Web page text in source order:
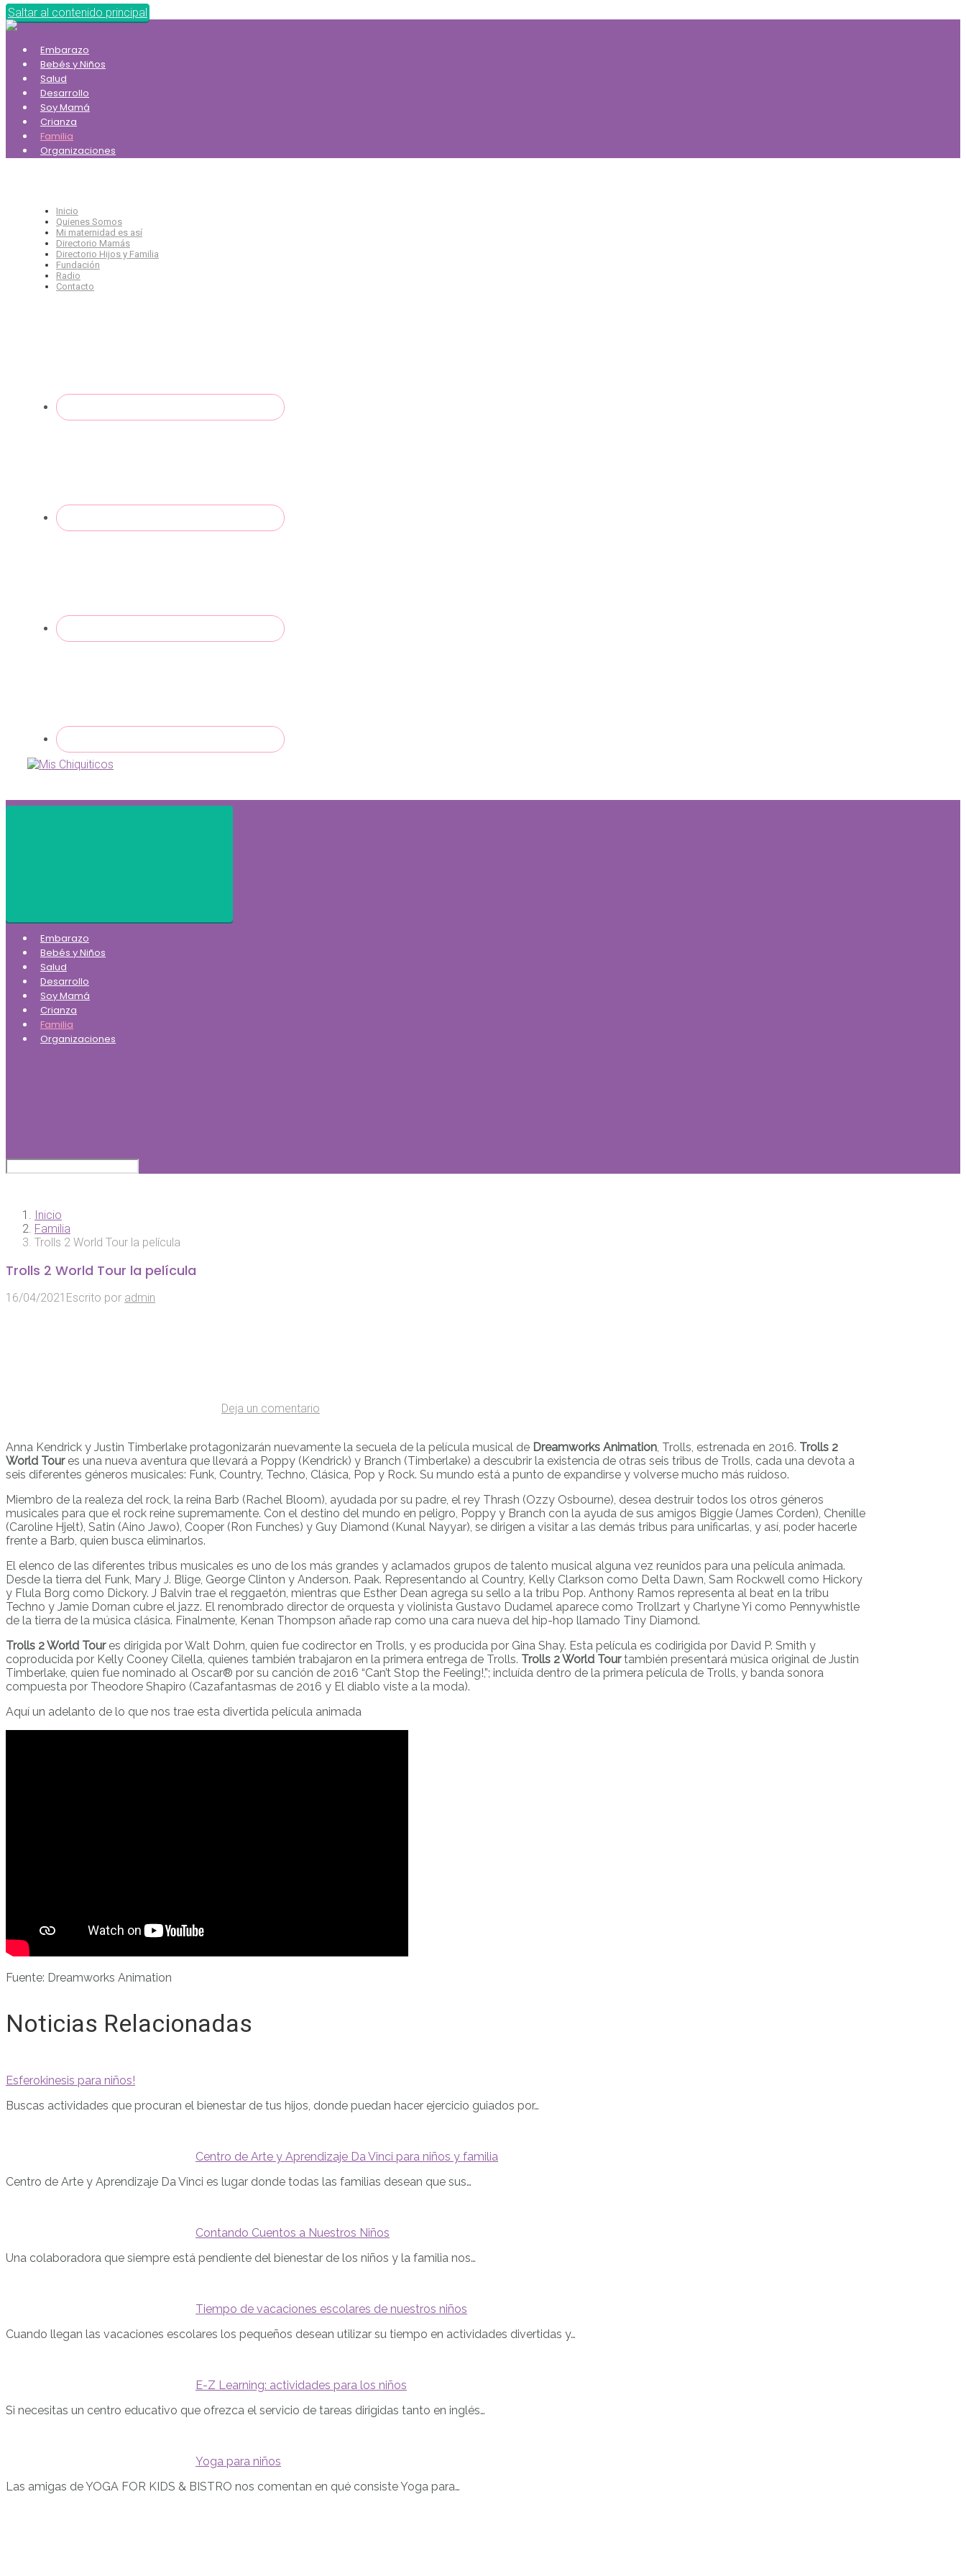
Saltar al contenido principal
Embarazo
Bebés y Niños
Salud
Desarrollo
Soy Mamá
Crianza
Familia
Organizaciones
Inicio
Quienes Somos
Mi maternidad es así
Directorio Mamás
Directorio Hijos y Familia
Fundación
Radio
Contacto
Embarazo
Bebés y Niños
Salud
Desarrollo
Soy Mamá
Crianza
Familia
Organizaciones
Inicio
Familia
Trolls 2 World Tour la película
Trolls 2 World Tour la película
16/04/2021 Escrito por admin
Deja un comentario
Anna Kendrick y Justin Timberlake protagonizarán nuevamente la secuela de la película musical de Dreamworks Animation, Trolls, estrenada en 2016. Trolls 2
World Toures una nueva aventura que llevará a Poppy (Kendrick) y Branch (Timberlake) a descubrir la existencia de otras seis tribus de Trolls, cada una devota a
seis diferentes géneros musicales: Funk, Country, Techno, Clásica, Pop y Rock. Su mundo está a punto de expandirse y volverse mucho más ruidoso.
Miembro de la realeza del rock, la reina Barb (Rachel Bloom), ayudada por su padre, el rey Thrash (Ozzy Osbourne), desea destruir todos los otros géneros
musicales para que el rock reine supremamente. Con el destino del mundo en peligro, Poppy y Branch con la ayuda de sus amigos Biggie (James Corden), Chenille
(Caroline Hjelt), Satin (Aino Jawo), Cooper (Ron Funches) y Guy Diamond (Kunal Nayyar), se dirigen a visitar a las demás tribus para unificarlas, y así, poder hacerle
frente a Barb, quien busca eliminarlos.
El elenco de las diferentes tribus musicales es uno de los más grandes y aclamados grupos de talento musical alguna vez reunidos para una película animada.
Desde la tierra del Funk, Mary J. Blige, George Clinton y Anderson. Paak. Representando al Country, Kelly Clarkson como Delta Dawn, Sam Rockwell como Hickory
y Flula Borg como Dickory. J Balvin trae el reggaetón, mientras que Esther Dean agrega su sello a la tribu Pop. Anthony Ramos representa al beat en la tribu
Techno y Jamie Dornan cubre el jazz. El renombrado director de orquesta y violinista Gustavo Dudamel aparece como Trollzart y Charlyne Yi como Pennywhistle
de la tierra de la música clásica. Finalmente, Kenan Thompson añade rap como una cara nueva del hip-hop llamado Tiny Diamond.
Trolls 2 World Toures dirigida por Walt Dohrn, quien fue codirector en Trolls, y es producida por Gina Shay. Esta película es codirigida por David P. Smith y
coproducida por Kelly Cooney Cilella, quienes también trabajaron en la primera entrega de Trolls. Trolls 2 World Tourtambién presentará música original de Justin
Timberlake, quien fue nominado al Oscar® por su canción de 2016 “Can’t Stop the Feeling!,”; incluída dentro de la primera película de Trolls, y banda sonora
compuesta por Theodore Shapiro (Cazafantasmas de 2016 y El diablo viste a la moda).
Aquí un adelanto de lo que nos trae esta divertida película animada
Fuente: Dreamworks Animation
Noticias Relacionadas
Esferokinesis para niños!
Buscas actividades que procuran el bienestar de tus hijos, donde puedan hacer ejercicio guiados por…
Centro de Arte y Aprendizaje Da Vinci para niños y familia
Centro de Arte y Aprendizaje Da Vinci es lugar donde todas las familias desean que sus…
Contando Cuentos a Nuestros Niños
Una colaboradora que siempre está pendiente del bienestar de los niños y la familia nos…
Tiempo de vacaciones escolares de nuestros niños
Cuando llegan las vacaciones escolares los pequeños desean utilizar su tiempo en actividades divertidas y…
E-Z Learning: actividades para los niños
Si necesitas un centro educativo que ofrezca el servicio de tareas dirigidas tanto en inglés…
Yoga para niños
Las amigas de YOGA FOR KIDS & BISTRO nos comentan en qué consiste Yoga para…